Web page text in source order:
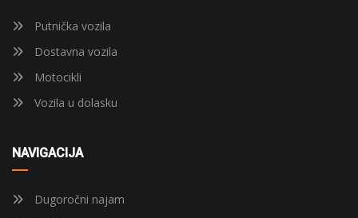
Putnička vozila
Dostavna vozila
Motocikli
Vozila u dolasku
NAVIGACIJA
Dugoročni najam